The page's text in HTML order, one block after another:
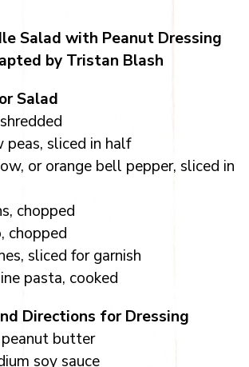
Salad with Peanut Dressing
by Tristan Blash
Salad
sliced in half
or orange bell pepper, sliced in
chopped
chopped
sliced for garnish
pasta, cooked
Directions for Dressing
butter
soy sauce